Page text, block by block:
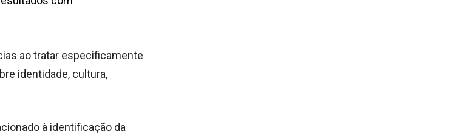
ao tratar especificamente
identidade, cultura,
à identificação da